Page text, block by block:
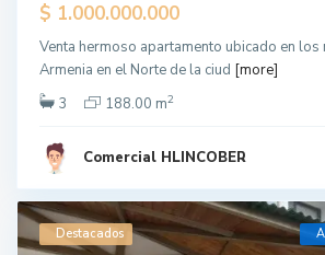
$ 1.000.000.000
Venta hermoso apartamento ubicado en
Armenia en el Norte de la ciud [more]
3
188.00 m2
Comercial HLINCOBER
Destacados